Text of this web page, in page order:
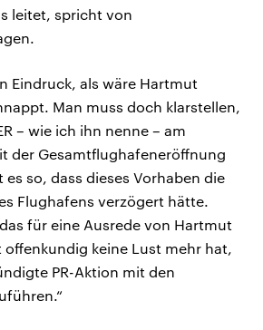
leitet, spricht von
Eindruck, als wäre Hartmut
Man muss doch klarstellen,
– wie ich ihn nenne – am
der Gesamtflughafeneröffnung
so, dass dieses Vorhaben die
Flughafens verzögert hätte.
für eine Ausrede von Hartmut
keine Lust mehr hat,
PR-Aktion mit den